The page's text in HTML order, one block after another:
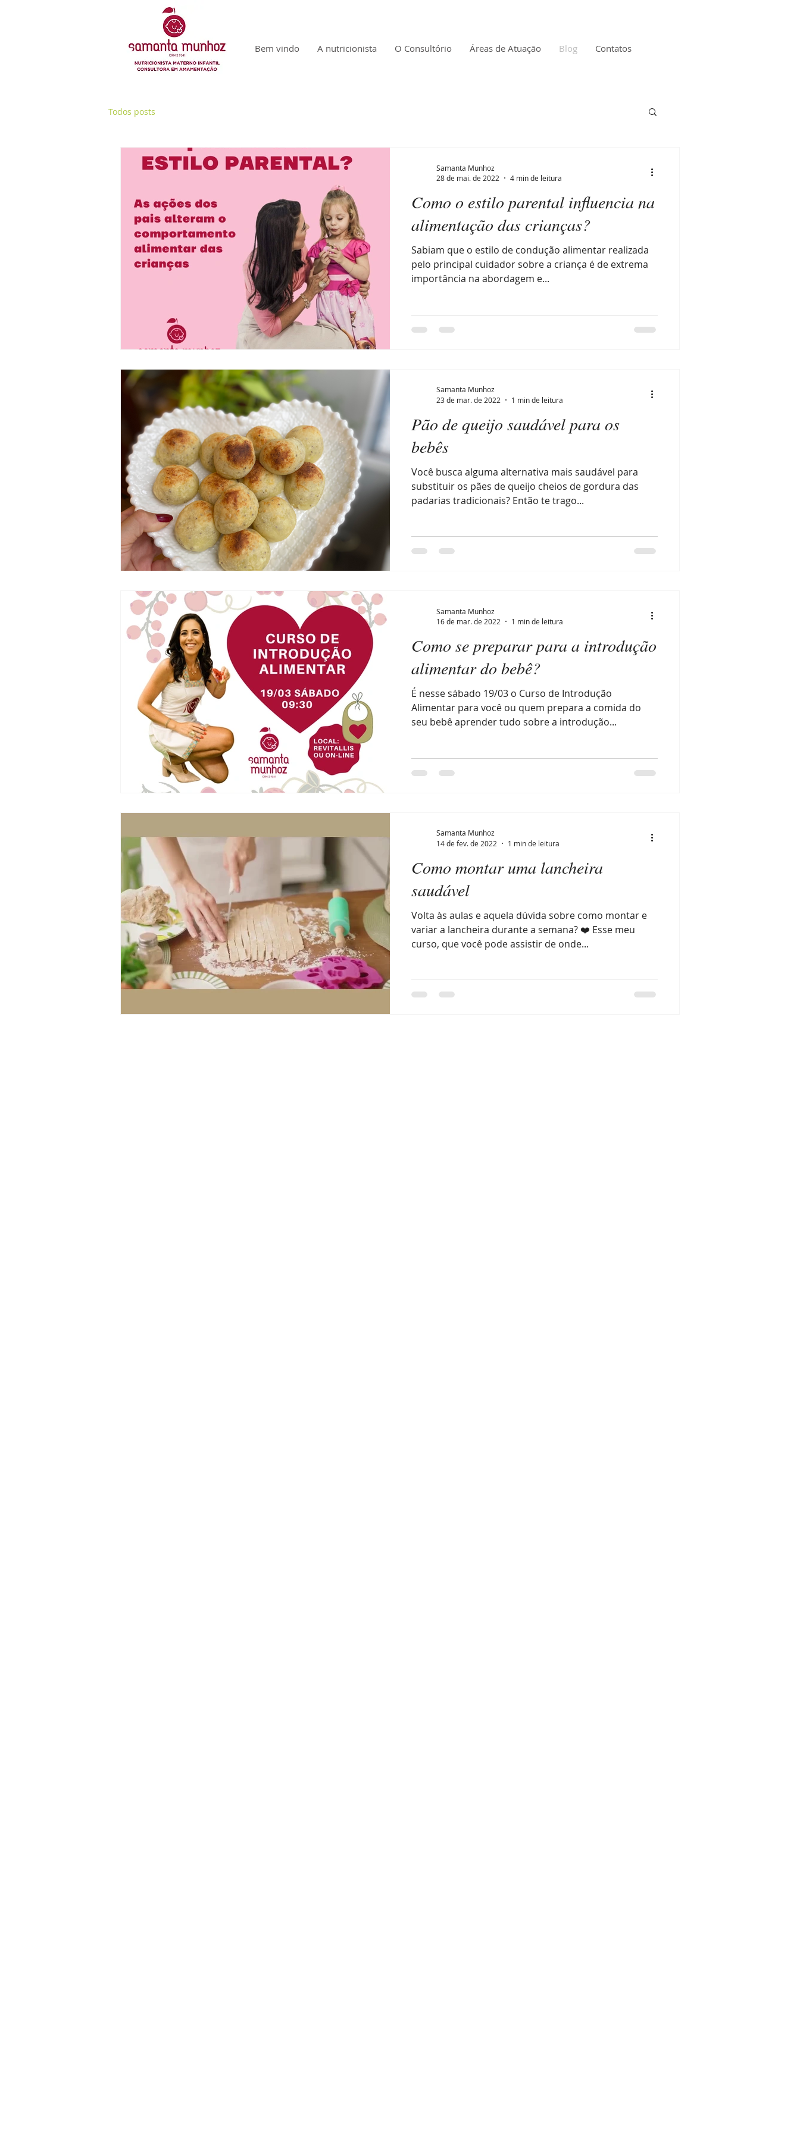
Bem vindo A nutricionista O Consultório Áreas de Atuação Blog Contatos
Todos posts
Como o estilo parental influencia na
alimentação das crianças?
Sabiam que o estilo de condução alimentar realizada
pelo principal cuidador sobre a criança é de extrema
importância na abordagem e...
Samanta Munhoz
28 de mai. de 2022
4 min de leitura
Pão de queijo saudável para os
bebês
Você busca alguma alternativa mais saudável para
substituir os pães de queijo cheios de gordura das
padarias tradicionais? Então te trago...
Samanta Munhoz
23 de mar. de 2022
1 min de leitura
Como se preparar para a introdução
alimentar do bebê?
É nesse sábado 19/03 o Curso de Introdução
Alimentar para você ou quem prepara a comida do
seu bebê aprender tudo sobre a introdução...
Samanta Munhoz
16 de mar. de 2022
1 min de leitura
Como montar uma lancheira
saudável
Volta às aulas e aquela dúvida sobre como montar e
variar a lancheira durante a semana? ❤️ Esse meu
curso, que você pode assistir de onde...
Samanta Munhoz
14 de fev. de 2022
1 min de leitura